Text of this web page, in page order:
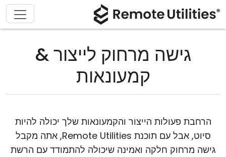
גישה מרחוק לייצור &
קמעונאות
הרחבת פעולות הייצור והקמעונאות שלך יכולה להיות
סיוט, אבל עם תוכנת Remote Utilities, אתה מקבל
גישה מרחוק חלקה ואמינה שיכולה להתמודד עם הרשת